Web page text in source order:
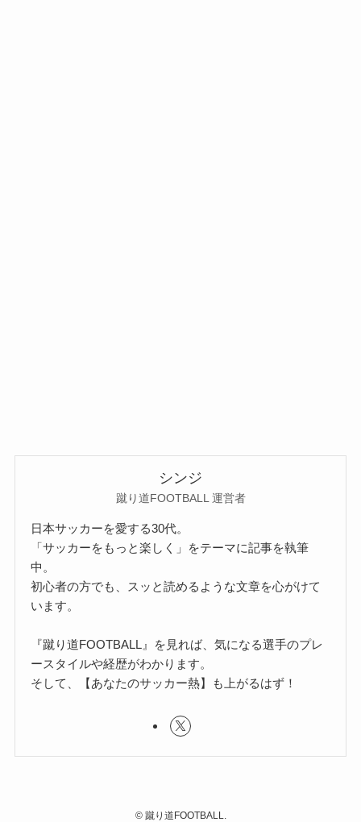
シンジ
蹴り道FOOTBALL 運営者
日本サッカーを愛する30代。
「サッカーをもっと楽しく」をテーマに記事を執筆
中。
初心者の方でも、スッと読めるような文章を心がけて
います。
『蹴り道FOOTBALL』を見れば、気になる選手のプレ
ースタイルや経歴がわかります。
そして、【あなたのサッカー熱】も上がるはず！
©蹴り道FOOTBALL.